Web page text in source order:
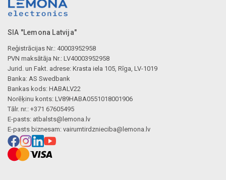
SIA "Lemona Latvija"
Reģistrācijas Nr.: 40003952958
PVN maksātāja Nr.: LV40003952958
Jurid. un Fakt. adrese: Krasta iela 105, Rīga, LV-1019
Banka: AS Swedbank
Bankas kods: HABALV22
Norēķinu konts: LV89HABA0551018001906
Tālr. nr.: +371 67605495
E-pasts: atbalsts@lemona.lv
E-pasts biznesam: vairumtirdznieciba@lemona.lv